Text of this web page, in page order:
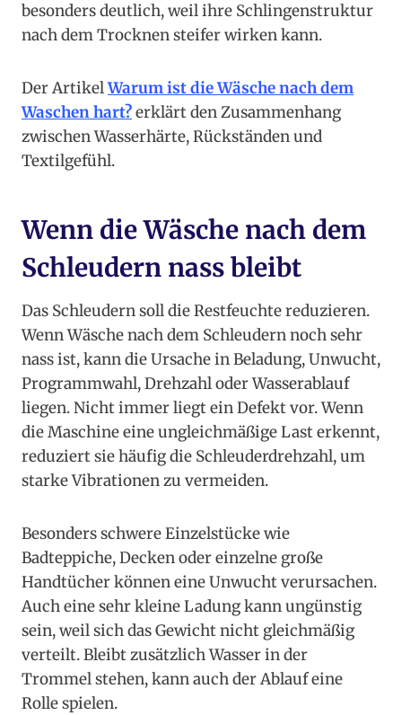
besonders deutlich, weil ihre Schlingenstruktur
nach dem Trocknen steifer wirken kann.
Der ArtikelWarum ist die Wäsche nach dem
Waschen hart?erklärt den Zusammenhang
zwischen Wasserhärte, Rückständen und
Textilgefühl.
Wenn die Wäsche nach dem
Schleudern nass bleibt
Das Schleudern soll die Restfeuchte reduzieren.
Wenn Wäsche nach dem Schleudern noch sehr
nass ist, kann die Ursache in Beladung, Unwucht,
Programmwahl, Drehzahl oder Wasserablauf
liegen. Nicht immer liegt ein Defekt vor. Wenn
die Maschine eine ungleichmäßige Last erkennt,
reduziert sie häufig die Schleuderdrehzahl, um
starke Vibrationen zu vermeiden.
Besonders schwere Einzelstücke wie
Badteppiche, Decken oder einzelne große
Handtücher können eine Unwucht verursachen.
Auch eine sehr kleine Ladung kann ungünstig
sein, weil sich das Gewicht nicht gleichmäßig
verteilt. Bleibt zusätzlich Wasser in der
Trommel stehen, kann auch der Ablauf eine
Rolle spielen.